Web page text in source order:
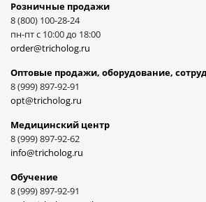
Розничные продажи
8 (800) 100-28-24
пн-пт с 10:00 до 18:00
order@tricholog.ru
Оптовые продажи, оборудование,
8 (999) 897-92-91
opt@tricholog.ru
Медицинский центр
8 (999) 897-92-62
info@tricholog.ru
Обучение
8 (999) 897-92-91